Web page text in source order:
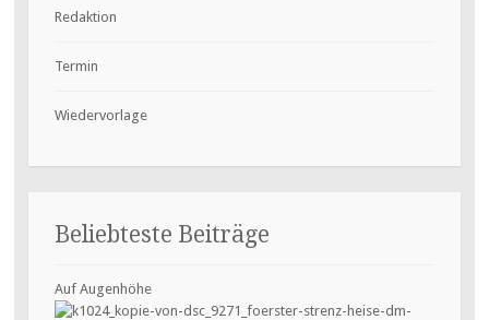
Redaktion
Termin
Wiedervorlage
Beliebteste Beiträge
Auf Augenhöhe